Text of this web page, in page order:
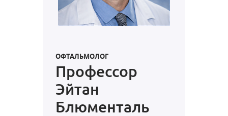
ОФТАЛЬМОЛОГ
Профессор
Эйтан
Блюменталь